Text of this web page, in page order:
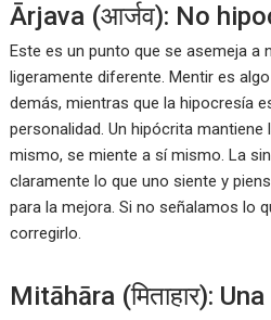
Ārjava (आर्जव): No
Este es un punto que se asemeja a
ligeramente diferente. Mentir es
demás, mientras que la hipocresía
personalidad. Un hipócrita
mismo, se miente a sí mismo. La
claramente lo que uno siente y
para la mejora. Si no señalamos lo
corregirlo.
Mitāhāra (मिताहार):